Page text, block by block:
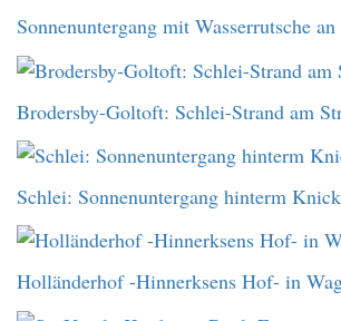
Sonnenuntergang mit Wasserrutsche
Brodersby-Goltoft: Schlei-Strand am
Schlei: Sonnenuntergang hinterm Knick
Holländerhof -Hinnerksens Hof- in